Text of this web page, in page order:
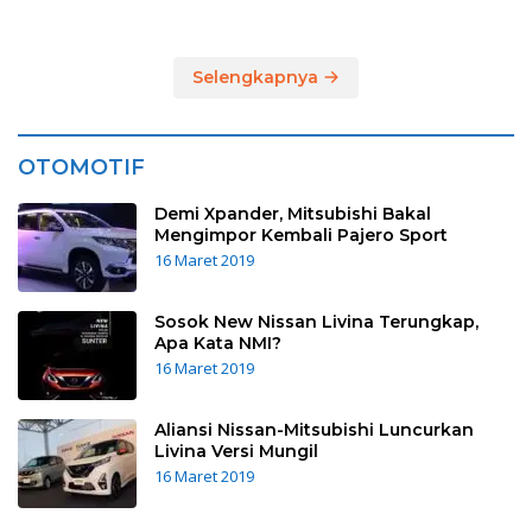
Selengkapnya
OTOMOTIF
Demi Xpander, Mitsubishi Bakal
Mengimpor Kembali Pajero Sport
16 Maret 2019
Sosok New Nissan Livina Terungkap,
Apa Kata NMI?
16 Maret 2019
Aliansi Nissan-Mitsubishi Luncurkan
Livina Versi Mungil
16 Maret 2019